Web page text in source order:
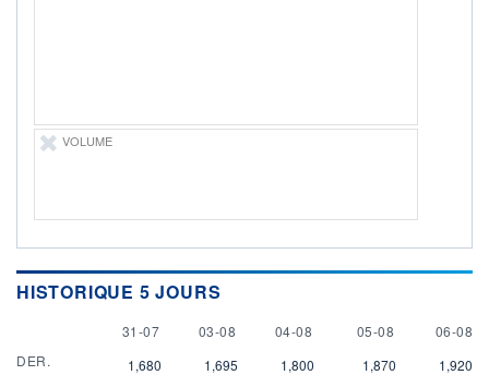
- -
Non éligible
Boursobank
VOLUME
HISTORIQUE 5 JOURS
31 JULY
31-07 3 AUGUST
03-08 4 AUGUST
04-08 5 AUGUST
05-08 6
06-08
DER.
1,680 1,695 1,800 1,870
1,920